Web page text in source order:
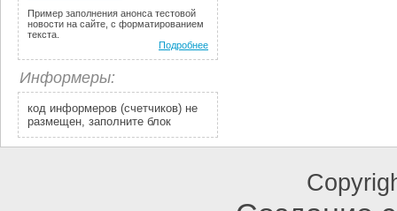
Пример заполнения анонса тестовой
новости на сайте, с форматированием
текста.
Подробнее
Информеры:
код информеров (счетчиков) не
размещен, заполните блок